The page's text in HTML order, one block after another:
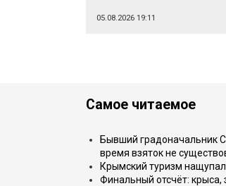
05.08.2026 19:11
Самое читаемое
Бывший градоначальник
время взяток не
Крымский туризм
Финальный отсчёт: крыса,